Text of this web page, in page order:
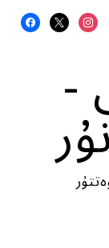
FACEBOOK
X
-